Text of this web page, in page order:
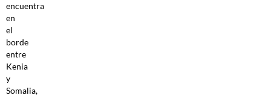
encuentra
en
el
borde
entre
Kenia
y
Somalia,